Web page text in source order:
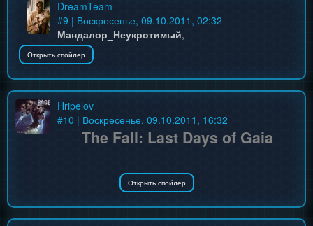
DreamTeam
#9 | Воскресенье, 09.10.2011, 02:32
Мандалор_Неукротимый,
Hripelov
#10 | Воскресенье, 09.10.2011, 16:32
The Fall: Last Days of Gaia